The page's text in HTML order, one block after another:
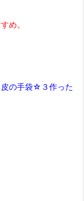
め。
の手袋☆３作った